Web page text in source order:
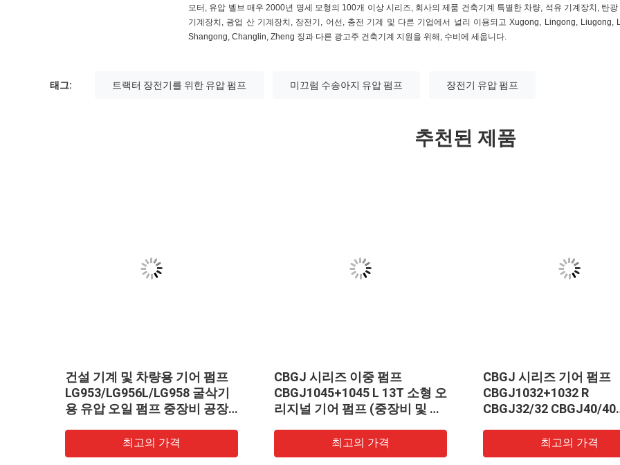
모터, 유압 벨브 매우 2000년 명세 모형의 100개 이상 시리즈, 회사의 제품 건축기계 특별한 차량, 석유 기계장치, 탄
기계장치, 광업 산 기계장치, 장전기, 어선, 충전 기계 및 다른 기업에서 널리 이용되고 Xugong, Lingong,
Shangong, Changlin, Zheng 징과 다른 광고주 건축기계 지원을 위해, 수비에 세웁니다.
태그: 트랙터 장전기를 위한 유압 펌프 미끄럼 수송아지 유압 펌프 장전기 유압 펌프
추천된 제품
건설 기계 및 차량용 기어 펌프
LG953/LG956L/LG958 굴삭기
용 유압 오일 펌프 중장비 공장
최고의 가격
CBGJ 시리즈 이중 펌프
CBGJ1045+1045 L 13T 소형 오
리지널 기어 펌프 (중장비 및 차
최고의 가격
CBGJ 시리즈 기어 펌프
CBGJ1032+1032 R
CBGJ32/32 CBGJ40/40
형 오리지널 유압 기어 펌
설 기계용
최고의 가격